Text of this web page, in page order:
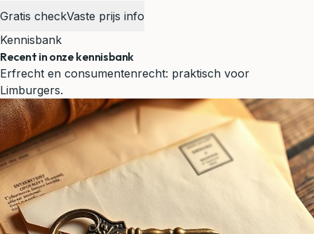
Gratis checkVaste prijs info
Kennisbank
Recent in onze kennisbank
Erfrecht en consumentenrecht: praktisch voor
Limburgers.